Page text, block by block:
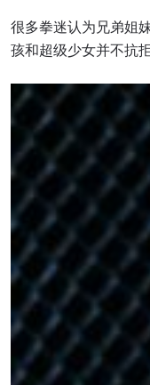
很多拳迷认为兄弟姐
孩和超级少女并不抗